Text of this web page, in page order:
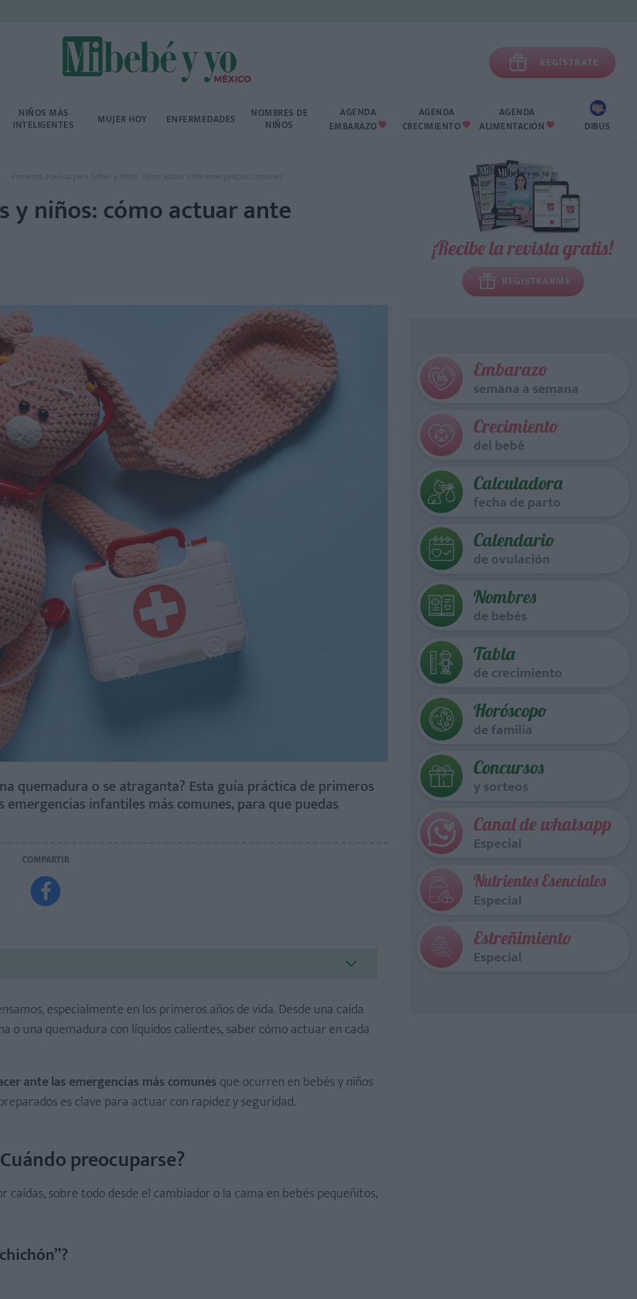
 REGÍSTRATE
NIÑOS MÁS
INTELIGENTES MUJER HOY ENFERMEDADES NOMBRES DE
NIÑOS
AGENDA
EMBARAZO 
AGENDA
CRECIMIENTO 
AGENDA
ALIMENTACIÓN  DIBUS
Primeros auxilios para bebés y niños: cómo actuar ante emergencias comunes
y niños: cómo actuar ante
quemadura o se atraganta? Esta guía práctica de primeros
infantiles más comunes, para que puedas
COMPARTIR

especialmente en los primeros años de vida. Desde una caída
una quemadura con líquidos calientes, saber cómo actuar en cada
ante las emergencias más comunesque ocurren en bebés y niños
es clave para actuar con rapidez y seguridad.
preocuparse?
caídas, sobre todo desde el cambiador o la cama en bebés pequeñitos,
¡Recibe la revista gratis!
REGISTRARME
Embarazo
semana a semana
Crecimiento
del bebé
Calculadora
fecha de parto
Calendario
de ovulación
Nombres
de bebés
Tabla
de crecimiento
Horóscopo
de familia
Concursos
y sorteos
Canal de whatsapp
Especial
Nutrientes Esenciales
Especial
Estreñimiento
Especial